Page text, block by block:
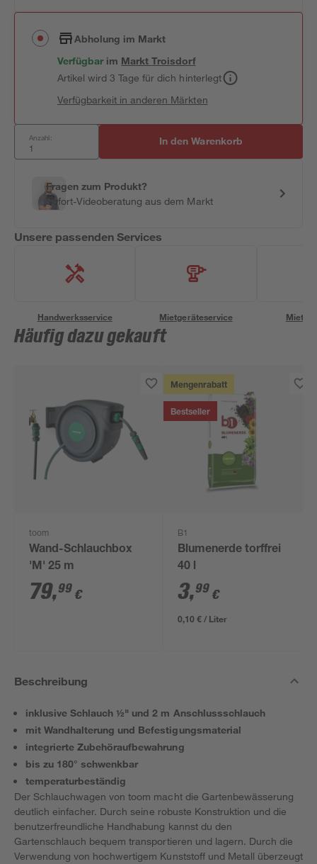
Abholung im Markt
Verfügbar im MarktTroisdorf
Artikel wird 3 Tage für dich hinterlegt
Verfügbarkeit in anderen Märkten
Anzahl: In den Warenkorb
Fragen zum Produkt?
Sofort-Videoberatung aus dem Markt
Unsere passenden Services
Handwerksservice Mietgeräteservice
Häufig dazu gekauft
toom
Wand-Schlauchbox
'M' 25 m
79,99 €
Mengenrabatt
Bestseller
B1
Blumenerde torffrei
40 l
3,99 €
0,10 € / Liter
Beschreibung
inklusive Schlauch ½" und 2 m Anschlussschlauch
mit Wandhalterung und Befestigungsmaterial
integrierte Zubehöraufbewahrung
bis zu 180° schwenkbar
temperaturbeständig
Der Schlauchwagen von toom macht die Gartenbewässerung
deutlich einfacher. Durch seine robuste Konstruktion und die
benutzerfreundliche Handhabung kannst du den
Gartenschlauch bequem transportieren und lagern. Durch die
Verwendung von hochwertigem Kunststoff und Metall überzeugt